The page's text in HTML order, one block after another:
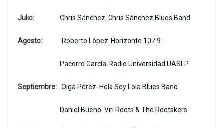
Julio: Chris Sánchez. Chris Sánchez Blues Band
Agosto: Roberto López. Horizonte 107.9
Pacorro García. Radio Universidad UASLP
Septiembre: Olga Pérez. Hola Soy Lola Blues Band
Daniel Bueno. Viri Roots & The Rootskers